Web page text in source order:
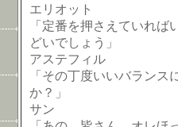
エリオット
「定番を押さえていれ
どいでしょう」
アステフィル
「その丁度いいバラン
か？」
サン